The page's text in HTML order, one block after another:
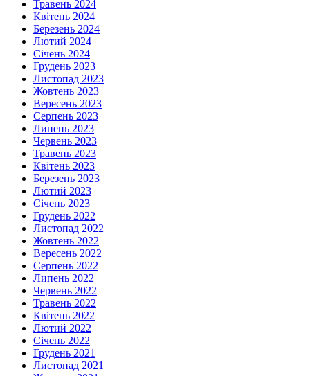
Травень 2024
Квітень 2024
Березень 2024
Лютий 2024
Січень 2024
Грудень 2023
Листопад 2023
Жовтень 2023
Вересень 2023
Серпень 2023
Липень 2023
Червень 2023
Травень 2023
Квітень 2023
Березень 2023
Лютий 2023
Січень 2023
Грудень 2022
Листопад 2022
Жовтень 2022
Вересень 2022
Серпень 2022
Липень 2022
Червень 2022
Травень 2022
Квітень 2022
Лютий 2022
Січень 2022
Грудень 2021
Листопад 2021